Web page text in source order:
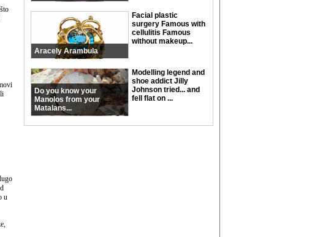
u
Aracely Arambula
Facial plastic
surgery Famous with
cellulitis Famous
without makeup...
Do you know your
Manolos from your
Matalans...
Modelling legend and
shoe addict Jilly
Johnson tried... and
fell flat on ...